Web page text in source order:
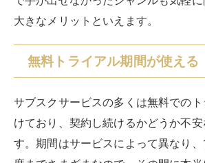
また、 動画配信サービスであれば、観
もレンタルも対応しておらず特定の動
しか視聴できない場合もあります。
ただし、必ず無料期間内に解約をおこ
万が一解約を忘れてしまうと、自動的
しまうので注意が必要